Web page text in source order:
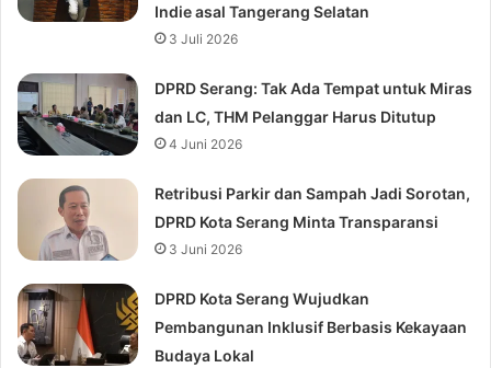
Indie asal Tangerang Selatan
3 Juli 2026
DPRD Serang: Tak Ada Tempat untuk Miras
dan LC, THM Pelanggar Harus Ditutup
4 Juni 2026
Retribusi Parkir dan Sampah Jadi Sorotan,
DPRD Kota Serang Minta Transparansi
3 Juni 2026
DPRD Kota Serang Wujudkan
Pembangunan Inklusif Berbasis Kekayaan
Budaya Lokal